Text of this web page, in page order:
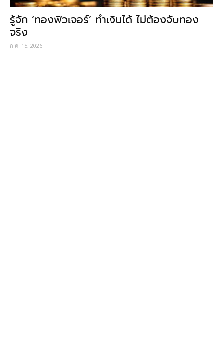
รู้จัก ‘ทองฟิวเจอร์’ ทำเงินได้ ไม่ต้องจับทอง
จริง
ก.ค. 15, 2026